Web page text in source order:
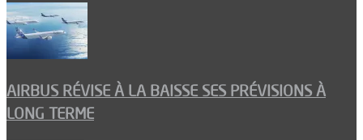
AIRBUS RÉVISE À LA BAISSE SES PRÉVISIONS À
LONG TERME